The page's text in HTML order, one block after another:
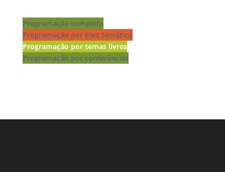
Programação completa
Programação por eixo temático
Programação por temas livres
Programação por conferências